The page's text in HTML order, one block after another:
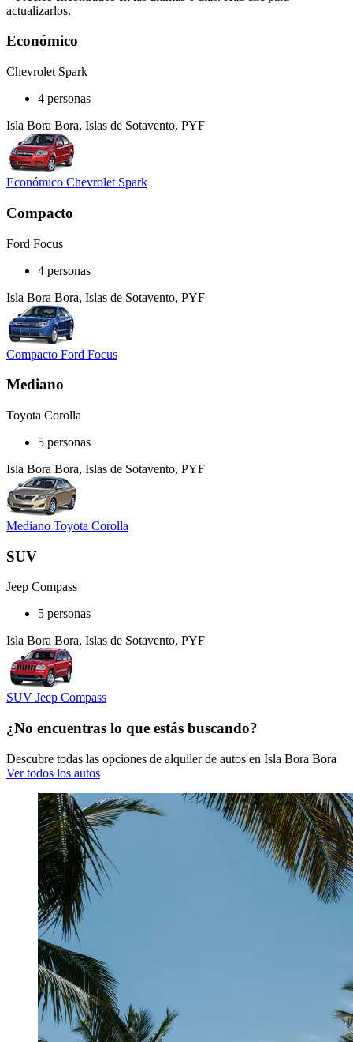
actualizarlos.
Económico
Chevrolet Spark
4 personas
Isla Bora Bora, Islas de Sotavento, PYF
Económico Chevrolet Spark
Compacto
Ford Focus
4 personas
Isla Bora Bora, Islas de Sotavento, PYF
Compacto Ford Focus
Mediano
Toyota Corolla
5 personas
Isla Bora Bora, Islas de Sotavento, PYF
Mediano Toyota Corolla
SUV
Jeep Compass
5 personas
Isla Bora Bora, Islas de Sotavento, PYF
SUV Jeep Compass
¿No encuentras lo que estás buscando?
Descubre todas las opciones de alquiler de autos en Isla Bora Bora
Ver todos los autos